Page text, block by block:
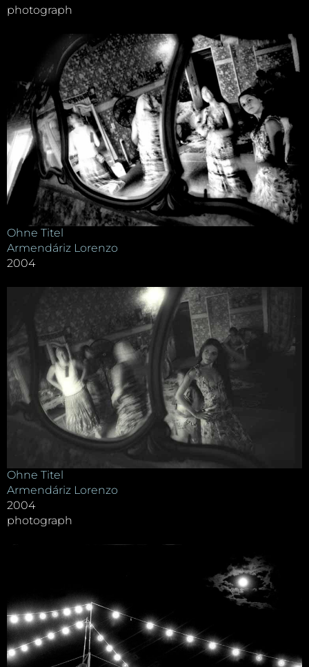
photograph
Ohne Titel
Armendáriz Lorenzo
2004
Ohne Titel
Armendáriz Lorenzo
2004
photograph